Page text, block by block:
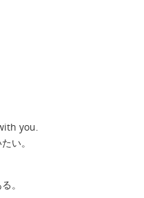
you.
い。
。